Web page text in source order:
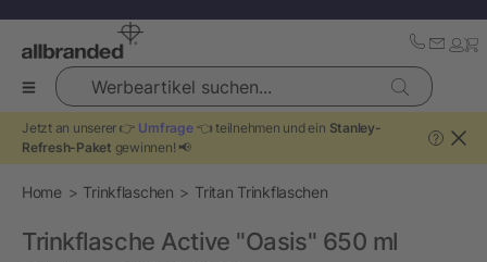
Werbeartikel suchen...
Jetzt an unserer 👉 Umfrage👈 teilnehmen und ein Stanley-
Refresh-Paket gewinnen! 📢
?
Home Trinkflaschen Tritan Trinkflaschen
Trinkflasche Active "Oasis" 650 ml